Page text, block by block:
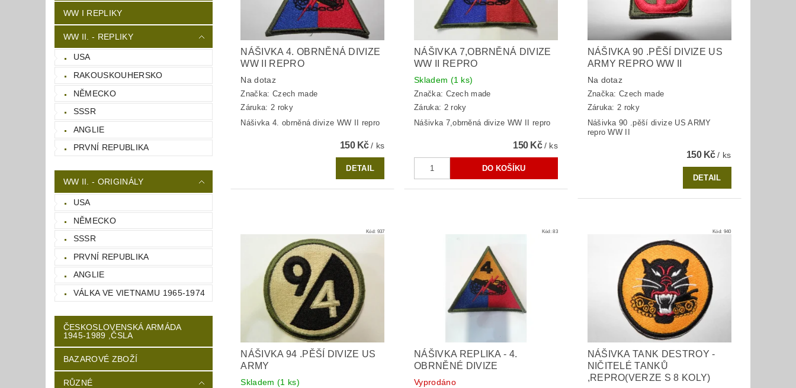
WW I REPLIKY
WW II. - REPLIKY
USA
RAKOUSKOUHERSKO
NĚMECKO
SSSR
ANGLIE
PRVNÍ REPUBLIKA
WW II. - ORIGINÁLY
USA
NĚMECKO
SSSR
PRVNÍ REPUBLIKA
ANGLIE
VÁLKA VE VIETNAMU 1965-1974
ČESKOSLOVENSKÁ ARMÁDA
1945-1989 ,ČSLA
BAZAROVÉ ZBOŽÍ
RŮZNÉ
NÁŠIVKA 4. OBRNĚNÁ DIVIZE
WW II REPRO
Na dotaz
Značka: Czech made
Záruka: 2 roky
Nášivka 4. obrněná divize WW II repro
150 Kč/ ks
DETAIL
NÁŠIVKA 7,OBRNĚNÁ DIVIZE
WW II REPRO
Skladem (1 ks)
Značka: Czech made
Záruka: 2 roky
Nášivka 7,obrněná divize WW II repro
150 Kč/ ks
NÁŠIVKA 90 .PĚŠÍ DIVIZE US
ARMY REPRO WW II
Na dotaz
Značka:Czech made
Záruka: 2 roky
Nášivka 90 .pěší divize US ARMY
repro WW II
150 Kč/ ks
DETAIL
Kód: 937
NÁŠIVKA 94 .PĚŠÍ DIVIZE US
ARMY
Skladem (1 ks)
Kód:83
NÁŠIVKA REPLIKA - 4.
OBRNĚNÉ DIVIZE
Vyprodáno
Kód: 940
NÁŠIVKA TANK DESTROY -
NIČITELÉ TANKŮ
,REPRO(VERZE S 8 KOLY)